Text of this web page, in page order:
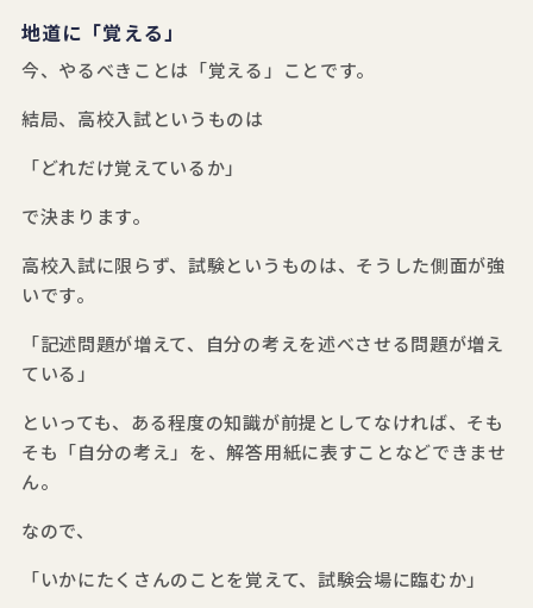
地道に「覚える」
今、やるべきことは「覚える」ことです。
結局、高校入試というものは
「どれだけ覚えているか」
で決まります。
高校入試に限らず、試験というものは、そうした側面が強
いです。
「記述問題が増えて、自分の考えを述べさせる問題が増え
ている」
といっても、ある程度の知識が前提としてなければ、そも
そも「自分の考え」を、解答用紙に表すことなどできませ
ん。
なので、
「いかにたくさんのことを覚えて、試験会場に臨むか」